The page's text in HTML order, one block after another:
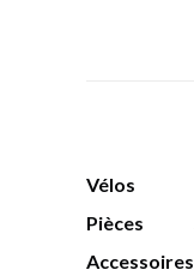
Vélos
Pièces
Accessoires